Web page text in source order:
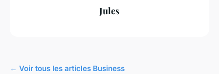
Jules
← Voir tous les articles Business